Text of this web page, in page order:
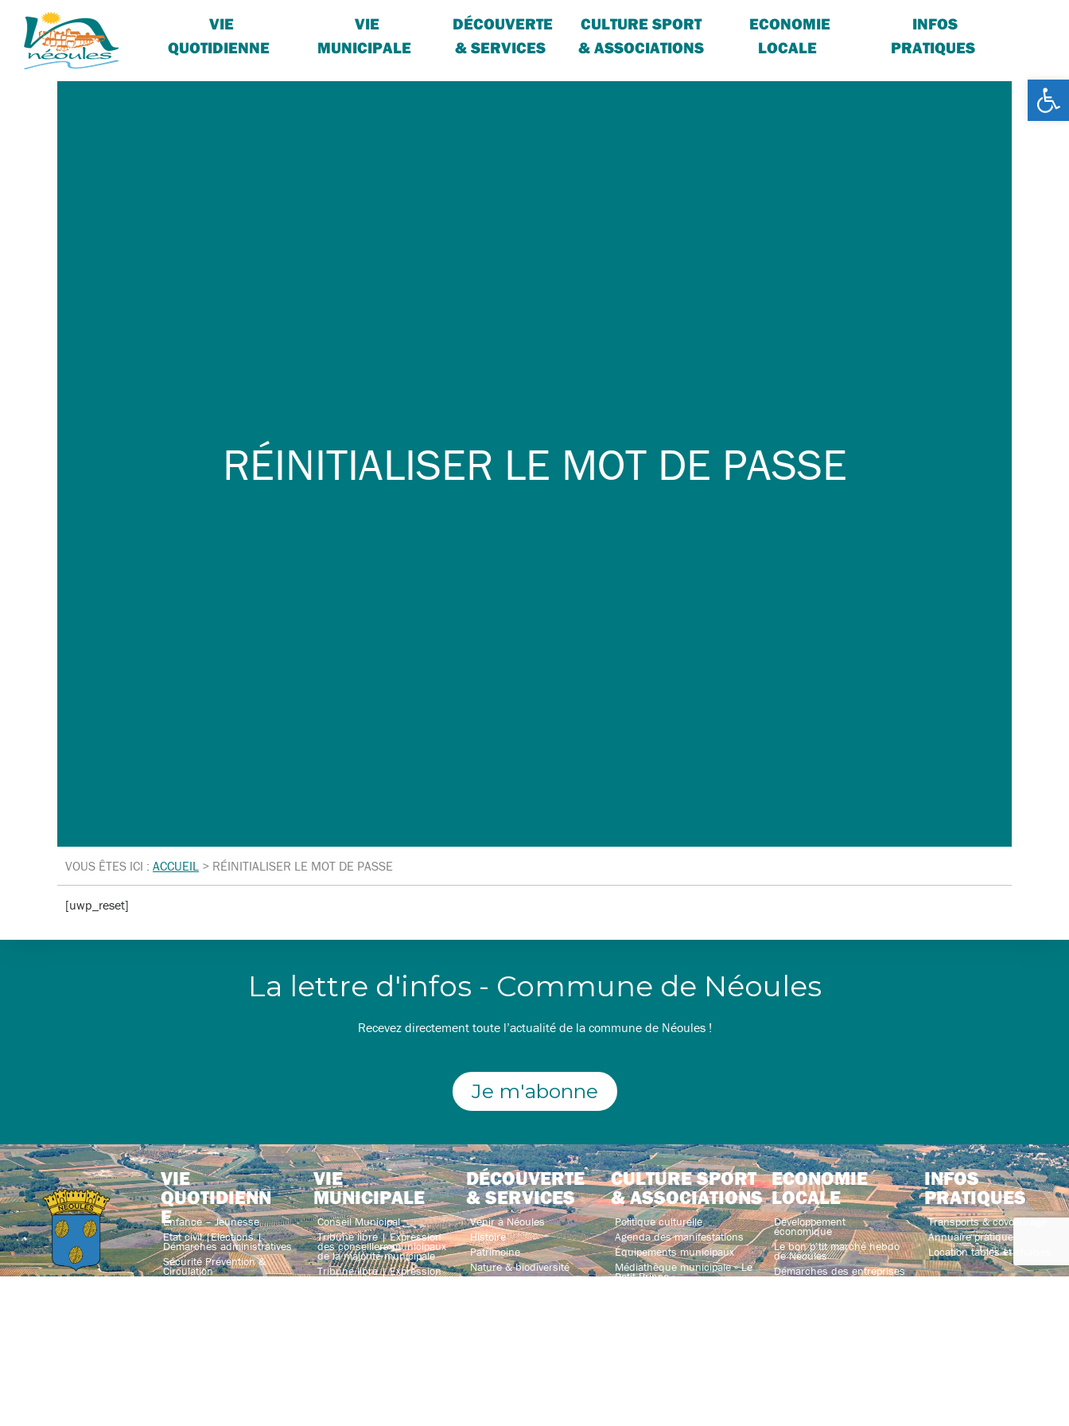
VIE
QUOTIDIENNE
VIE
MUNICIPALE
DÉCOUVERTE
& SERVICES
CULTURE SPORT
& ASSOCIATIONS
ECONOMIE
LOCALE
INFOS
PRATIQUES
RÉINITIALISER LE MOT DE PASSE
VOUS ÊTES ICI : ACCUEIL > RÉINITIALISER LE MOT DE PASSE
[uwp_reset]
La lettre d'infos - Commune de Néoules
Recevez directement toute l’actualité de la commune de Néoules !
Je m'abonne
VIE
QUOTIDIENN
E
Enfance – Jeunesse
Etat civil |Elections |
Démarches administratives
Sécurité Prévention &
Circulation
VIE
MUNICIPALE
Conseil Municipal
Tribune libre | Expression
des conseillers municipaux
de la majorité municipale
Tribune libre | Expression
du conseiller municipal
DÉCOUVERTE
& SERVICES
Venir à Néoules
Histoire
Patrimoine
Nature & biodiversité
CULTURE SPORT
& ASSOCIATIONS
Politique culturelle
Agenda des manifestations
Équipements municipaux
Médiathèque municipale « Le
Petit Prince »
ECONOMIE
LOCALE
Développement
économique
Le bon p’tit marché hebdo
de Néoules
Démarches des entreprises
INFOS
PRATIQUES
Transports & covoiturage
Annuaire pratique
Location tables et chaises